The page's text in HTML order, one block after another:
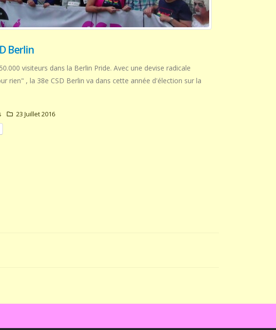
Berlin
visiteurs dans la Berlin Pride. Avec une devise radicale
rien" , la 38e CSD Berlin va dans cette année d'élection sur la
23 Juillet 2016